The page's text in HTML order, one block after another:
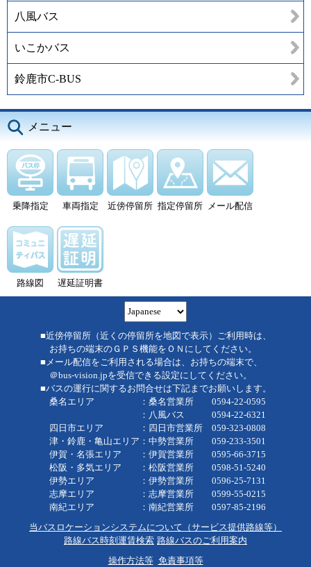
八風バス
いこかバス
鈴鹿市C-BUS
メニュー
乗降指定 車両指定 近傍停留所 指定停留所 メール配信
路線図 遅延証明書
■近傍停留所（近くの停留所を地図で表示）ご利用時は、
お持ちの端末のＧＰＳ機能をＯＮにしてください。
■メール配信をご利用される場合は、お持ちの端末で、
＠bus-vision.jpを受信できる設定にしてください。
■バスの運行に関するお問合せは下記までお願いします。
桑名エリア ：桑名営業所 0594-22-0595
：八風バス 0594-22-6321
四日市エリア ：四日市営業所 059-323-0808
津・鈴鹿・亀山エリア：中勢営業所 059-233-3501
伊賀・名張エリア ：伊賀営業所 0595-66-3715
松阪・多気エリア ：松阪営業所 0598-51-5240
伊勢エリア ：伊勢営業所 0596-25-7131
志摩エリア ：志摩営業所 0599-55-0215
南紀エリア ：南紀営業所 0597-85-2196
当バスロケーションシステムについて（サービス提供路線等）
路線バス時刻運賃検索 路線バスのご利用案内
操作方法等 免責事項等